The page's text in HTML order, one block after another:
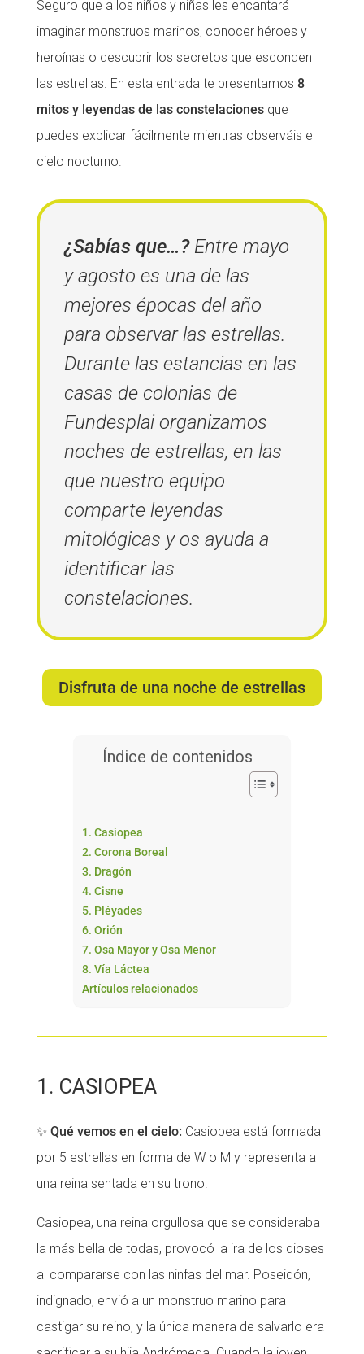
Seguro que a los niños y niñas les encantará
imaginar monstruos marinos, conocer héroes y
heroínas o descubrir los secretos que esconden
las estrellas. En esta entrada te presentamos 8
mitos y leyendas de las constelacionesque
puedes explicar fácilmente mientras observáis el
cielo nocturno.
¿Sabías que…?Entre mayo
y agosto es una de las
mejores épocas del año
para observar las estrellas.
Durante las estancias en las
casas de colonias de
Fundesplai organizamos
noches de estrellas, en las
que nuestro equipo
comparte leyendas
mitológicas y os ayuda a
identificar las
constelaciones.
Disfruta de una noche de estrellas
Índice de contenidos
1. Casiopea
2. Corona Boreal
3. Dragón
4. Cisne
5. Pléyades
6. Orión
7. Osa Mayor y Osa Menor
8. Vía Láctea
Artículos relacionados
1. CASIOPEA
✨ Qué vemos en el cielo: Casiopea está formada
por 5 estrellas en forma de W o M y representa a
una reina sentada en su trono.
Casiopea, una reina orgullosa que se consideraba
la más bella de todas, provocó la ira de los dioses
al compararse con las ninfas del mar. Poseidón,
indignado, envió a un monstruo marino para
castigar su reino, y la única manera de salvarlo era
Fes voluntariat
Fes un donatiu
Fes voluntariat
Fes un donatiu